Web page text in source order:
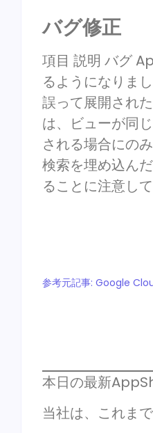
バグ修正
項目 説明 バグ
るようになりま
誤って展開され
は、ビューが同
される場合にの
検索を埋め込ん
ることに注意し
参考元記事: Google
本日の最新
当社は、これま